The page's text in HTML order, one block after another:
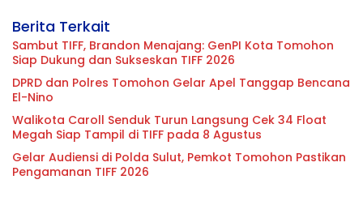
Berita Terkait
Sambut TIFF, Brandon Menajang: ​GenPI Kota Tomohon
Siap Dukung dan Sukseskan TIFF 2026
DPRD dan Polres Tomohon Gelar Apel Tanggap Bencana
El-Nino
Walikota Caroll Senduk Turun Langsung Cek 34 Float
Megah Siap Tampil di TIFF pada 8 Agustus
Gelar Audiensi di Polda Sulut, Pemkot Tomohon Pastikan
Pengamanan TIFF 2026